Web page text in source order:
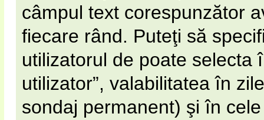
câmpul text corespunzător
fiecare rând. Puteţi să
utilizatorul de poate selecta
utilizator”, valabilitatea în
sondaj permanent) şi în